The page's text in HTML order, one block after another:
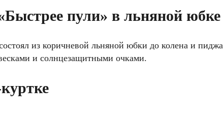
пули» в льняной юбке
из коричневой льняной юбки до колена и
и солнцезащитными очками.